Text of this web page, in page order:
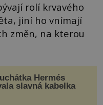
rolí krvavého
jiní ho vnímají
změn, na kterou
Hermés
slavná kabelka